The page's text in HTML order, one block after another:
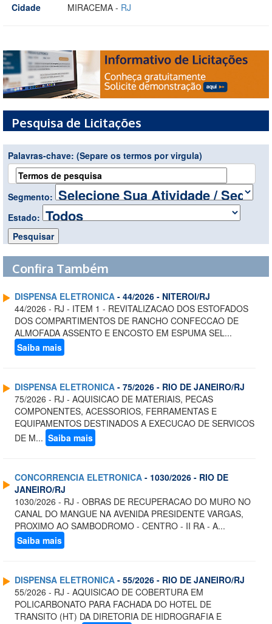
Cidade MIRACEMA - RJ
Pesquisa de Licitações
Palavras-chave: (Separe os termos por virgula)
Segmento:
Estado:
Confira Também
DISPENSA ELETRONICA - 44/2026 - NITEROI/RJ
44/2026 - RJ - ITEM 1 - REVITALIZACAO DOS ESTOFADOS
DOS COMPARTIMENTOS DE RANCHO CONFECCAO DE
ALMOFADA ASSENTO E ENCOSTO EM ESPUMA SEL...
Saiba mais
DISPENSA ELETRONICA - 75/2026 - RIO DE JANEIRO/RJ
75/2026 - RJ - AQUISICAO DE MATERIAIS, PECAS
COMPONENTES, ACESSORIOS, FERRAMENTAS E
EQUIPAMENTOS DESTINADOS A EXECUCAO DE SERVICOS
DE M... Saiba mais
CONCORRENCIA ELETRONICA - 1030/2026 - RIO DE
JANEIRO/RJ
1030/2026 - RJ - OBRAS DE RECUPERACAO DO MURO NO
CANAL DO MANGUE NA AVENIDA PRESIDENTE VARGAS,
PROXIMO AO SAMBODROMO - CENTRO - II RA - A...
Saiba mais
DISPENSA ELETRONICA - 55/2026 - RIO DE JANEIRO/RJ
55/2026 - RJ - AQUISICAO DE COBERTURA EM
POLICARBONATO PARA FACHADA DO HOTEL DE
TRANSITO (HT) DA DIRETORIA DE HIDROGRAFIA E